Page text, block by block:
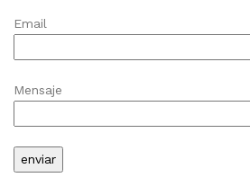
Email
Mensaje